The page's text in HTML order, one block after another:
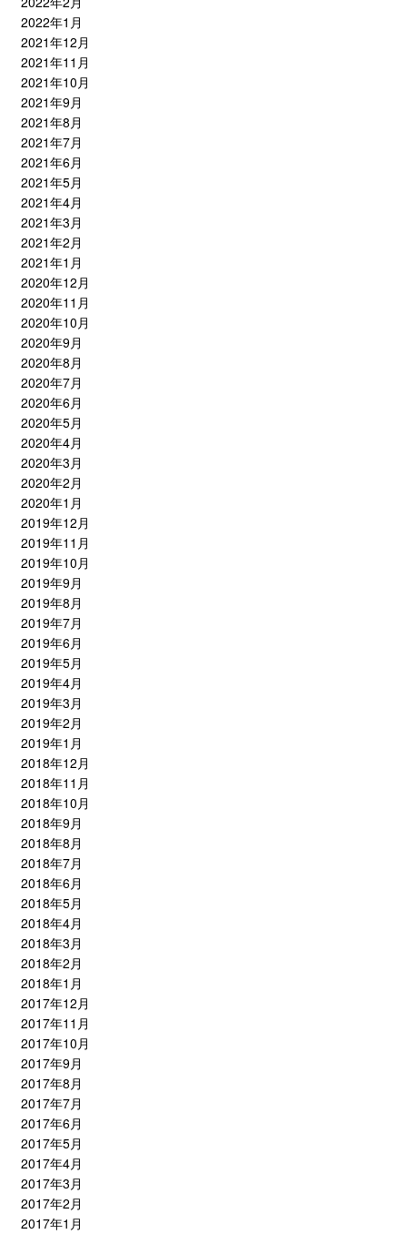
2022年1月
2021年12月
2021年11月
2021年10月
2021年9月
2021年8月
2021年7月
2021年6月
2021年5月
2021年4月
2021年3月
2021年2月
2021年1月
2020年12月
2020年11月
2020年10月
2020年9月
2020年8月
2020年7月
2020年6月
2020年5月
2020年4月
2020年3月
2020年2月
2020年1月
2019年12月
2019年11月
2019年10月
2019年9月
2019年8月
2019年7月
2019年6月
2019年5月
2019年4月
2019年3月
2019年2月
2019年1月
2018年12月
2018年11月
2018年10月
2018年9月
2018年8月
2018年7月
2018年6月
2018年5月
2018年4月
2018年3月
2018年2月
2018年1月
2017年12月
2017年11月
2017年10月
2017年9月
2017年8月
2017年7月
2017年6月
2017年5月
2017年4月
2017年3月
2017年2月
2017年1月